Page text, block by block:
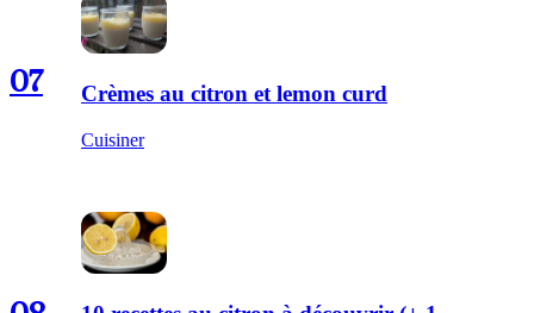
07 Crèmes au citron et lemon curd
Cuisiner